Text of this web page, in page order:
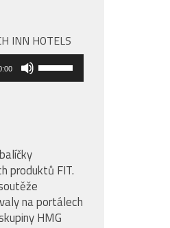
INN HOTELS
Použitím
šipek
úroveň
produktů FIT.
na portálech
HMG